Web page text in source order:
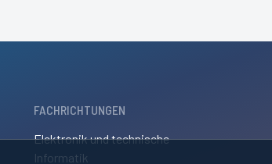
FACHRICHTUNGEN
Elektronik und technische
Informatik